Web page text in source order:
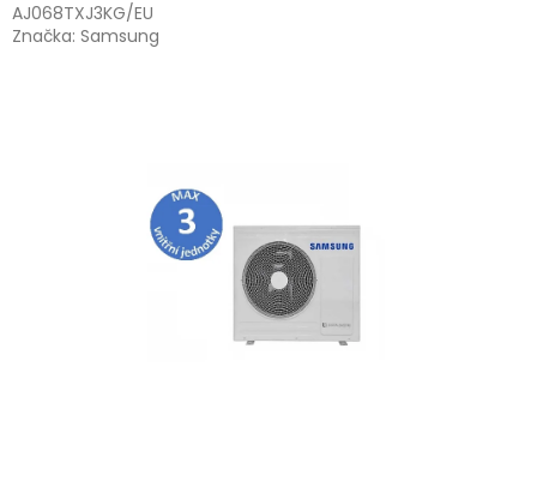
AJ068TXJ3KG/EU
Značka: Samsung